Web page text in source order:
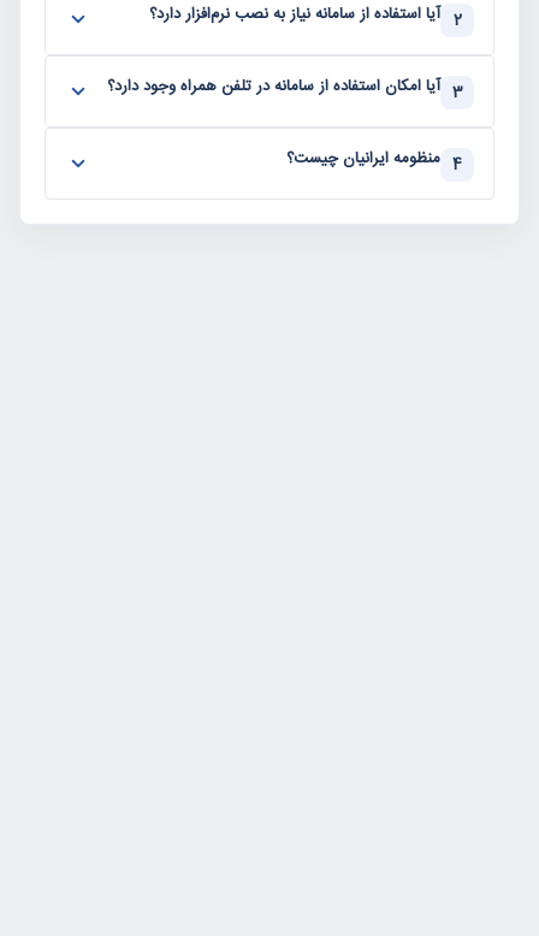
2 آیا استفاده از سامانه نیاز به نصب نرم‌افزار دارد؟
3 آیا امکان استفاده از سامانه در تلفن همراه وجود دارد؟
4 منظومه ایرانیان چیست؟